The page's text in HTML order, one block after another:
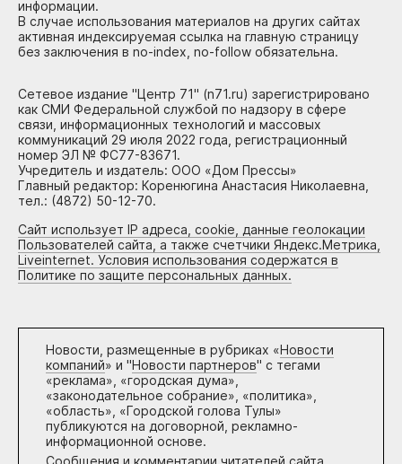
информации.
В случае использования материалов на других сайтах
активная индексируемая ссылка на главную страницу
без заключения в no-index, no-follow обязательна.
Сетевое издание "Центр 71" (n71.ru) зарегистрировано
как СМИ Федеральной службой по надзору в сфере
связи, информационных технологий и массовых
коммуникаций 29 июля 2022 года, регистрационный
номер ЭЛ № ФС77-83671.
Учредитель и издатель: ООО «Дом Прессы»
Главный редактор: Коренюгина Анастасия Николаевна,
тел.: (4872) 50-12-70.
Сайт использует IP адреса, cookie, данные геолокации
Пользователей сайта, а также счетчики Яндекс.Метрика,
Liveinternet. Условия использования содержатся в
Политике по защите персональных данных.
Новости, размещенные в рубриках «Новости
компаний» и "Новости партнеров" с тегами
«реклама», «городская дума»,
«законодательное собрание», «политика»,
«область», «Городской голова Тулы»
публикуются на договорной, рекламно-
информационной основе.
Сообщения и комментарии читателей сайта